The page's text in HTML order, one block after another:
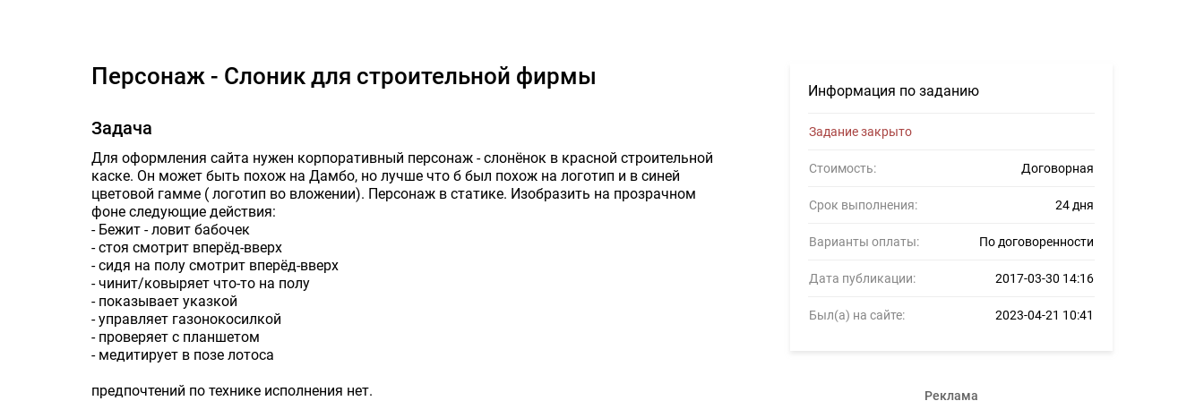
Информация по заданию
Задание закрыто
Стоимость: Договорная
Срок выполнения: 24 дня
Варианты оплаты: По договоренности
Дата публикации: 2017-03-30 14:16
Был(а) на сайте: 2023-04-21 10:41
Реклама
Персонаж - Слоник для строительной фирмы
Задача
Для оформления сайта нужен корпоративный персонаж - слонёнок в красной строительной
каске. Он может быть похож на Дамбо, но лучше что б был похож на логотип и в синей
цветовой гамме ( логотип во вложении). Персонаж в статике. Изобразить на прозрачном
фоне следующие действия:
- Бежит - ловит бабочек
- стоя смотрит вперёд-вверх
- сидя на полу смотрит вперёд-вверх
- чинит/ковыряет что-то на полу
- показывает указкой
- управляет газонокосилкой
- проверяет с планшетом
- медитирует в позе лотоса
предпочтений по технике исполнения нет.